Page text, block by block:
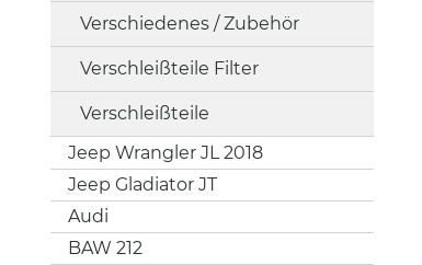
Verschiedenes / Zubehör
Verschleißteile Filter
Verschleißteile
Jeep Wrangler JL 2018
Jeep Gladiator JT
Audi
BAW 212